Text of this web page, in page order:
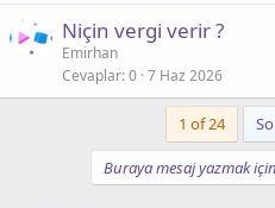
Niçin vergi verir ?
Emirhan
Cevaplar 0 7 Haz 2026
1 of 24
Buraya mesaj yazmak